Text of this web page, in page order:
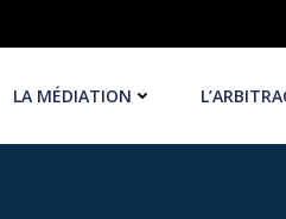
LA MÉDIATION